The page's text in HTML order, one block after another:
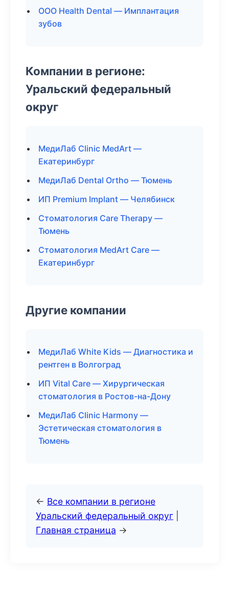
ООО Health Dental — Имплантация
зубов
Компании в регионе:
Уральский федеральный
округ
МедиЛаб Clinic MedArt —
Екатеринбург
МедиЛаб Dental Ortho — Тюмень
ИП Premium Implant — Челябинск
Стоматология Care Therapy —
Тюмень
Стоматология MedArt Care —
Екатеринбург
Другие компании
МедиЛаб White Kids — Диагностика и
рентген в Волгоград
ИП Vital Care — Хирургическая
стоматология в Ростов-на-Дону
МедиЛаб Clinic Harmony —
Эстетическая стоматология в
Тюмень
← Все компании в регионе
Уральский федеральный округ
Главная страница →